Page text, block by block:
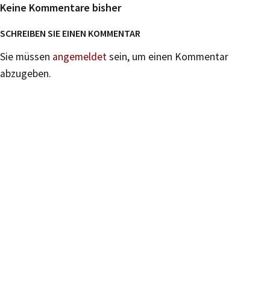
Keine Kommentare bisher
SCHREIBEN SIE EINEN KOMMENTAR
Sie müssen angemeldetsein, um einen Kommentar
abzugeben.